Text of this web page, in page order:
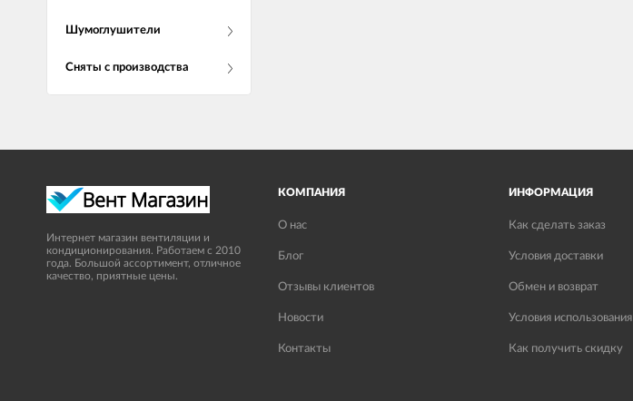
Шумоглушители
Сняты с производства
Интернет магазин вентиляции и
кондиционирования. Работаем с 2010
года. Большой ассортимент, отличное
качество, приятные цены.
КОМПАНИЯ
О нас
Блог
Отзывы клиентов
Новости
Контакты
ИНФОРМАЦИЯ
Как сделать заказ
Условия доставки
Обмен и возврат
Условия использования
Как получить скидку